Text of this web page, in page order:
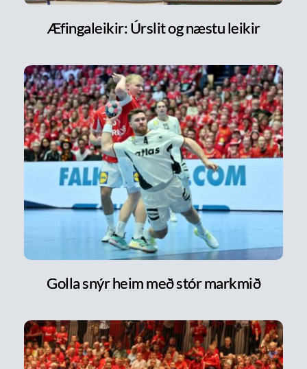
Æfingaleikir: Úrslit og næstu leikir
Golla snýr heim með stór markmið